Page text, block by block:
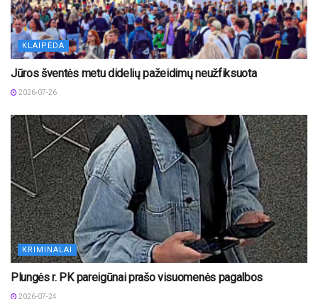
KLAIPĖDA
Jūros šventės metu didelių pažeidimų neužfiksuota
2026-07-26
KRIMINALAI
Plungės r. PK pareigūnai prašo visuomenės pagalbos
2026-07-24